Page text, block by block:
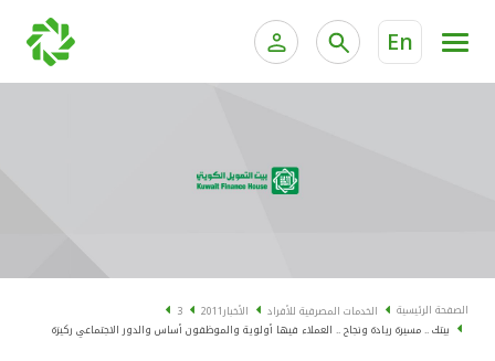
En
الخدمات المصرفية الإلكترونية للشركات
البطاقات
"برامج العملاء"
الصفحة الرئيسية الخدمات المصرفية للأفراد الأخبار2011
3
بيتك .. مسيرة ريادة ونجاح .. العملاء فيها أولوية والموظفون أساس والدور الاجتماعي ركيزة